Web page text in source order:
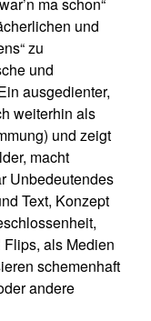
und
zu
und
ausgedienter,
weiterhin als
und zeigt
macht
Unbedeutendes
Text, Konzept
als Medien
schemenhaft
andere